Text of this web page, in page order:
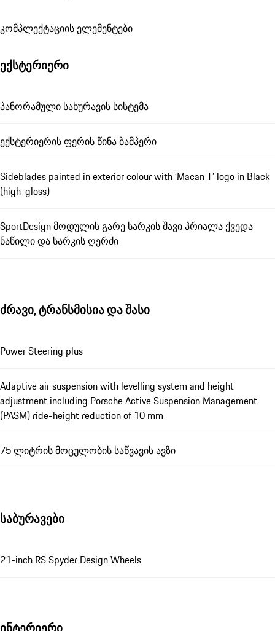
კომპლექტაციის ელემენტები
ექსტერიერი
პანორამული სახურავის სისტემა
ექსტერიერის ფერის წინა ბამპერი
Sideblades painted in exterior colour with ‘Macan T’ logo in Black
(high-gloss)
SportDesign მოდულის გარე სარკის შავი პრიალა ქვედა
ნაწილი და სარკის ღერძი
ძრავი, ტრანსმისია და შასი
Power Steering plus
Adaptive air suspension with levelling system and height
adjustment including Porsche Active Suspension Management
(PASM) ride-height reduction of 10 mm
75 ლიტრის მოცულობის საწვავის ავზი
საბურავები
21-inch RS Spyder Design Wheels